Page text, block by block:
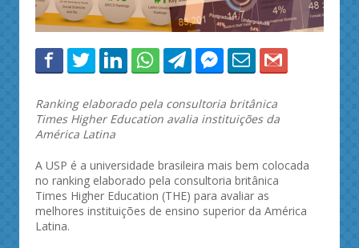
Ranking elaborado pela consultoria britânica
Times Higher Education avalia instituições da
América Latina
A USP é a universidade brasileira mais bem colocada
no ranking elaborado pela consultoria britânica
Times Higher Education (THE) para avaliar as
melhores instituições de ensino superior da América
Latina.